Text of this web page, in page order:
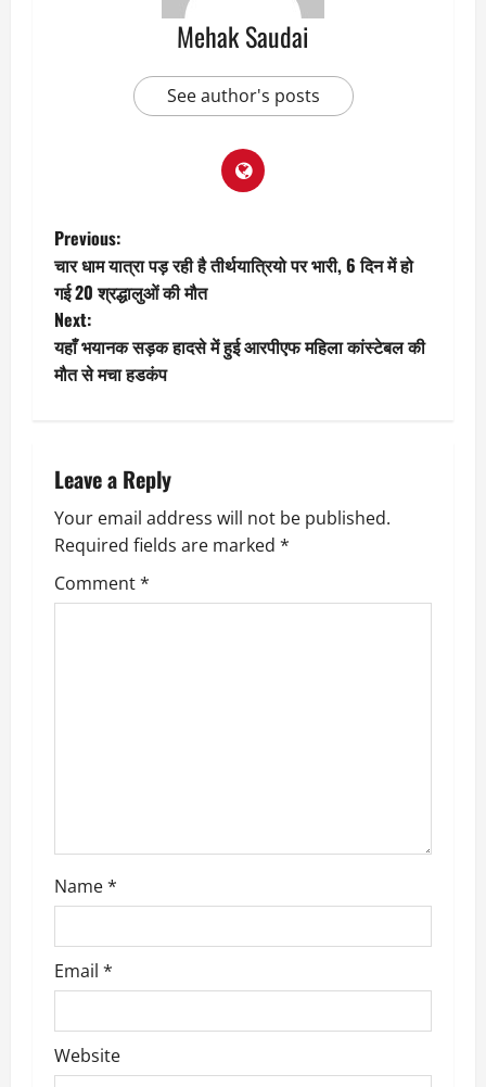
Mehak Saudai
See author's posts
P
o
s
t
a
v
i
g
Previous:
चार धाम यात्रा पड़ रही है तीर्थयात्रियो पर भारी, 6 दिन में हो
गई 20 श्रद्धालुओं की मौत
Next:
यहाँ भयानक सड़क हादसे में हुई आरपीएफ महिला कांस्टेबल की
मौत से मचा हडकंप
Leave a Reply
Your email address will not be published.
Required fields are marked *
Comment*
Name*
Email *
Website